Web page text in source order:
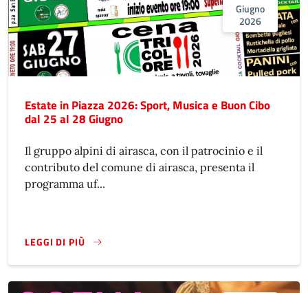
Giugno
2026
Estate in Piazza 2026: Sport, Musica e Buon Cibo
dal 25 al 28 Giugno
Il gruppo alpini di airasca, con il patrocinio e il
contributo del comune di airasca, presenta il
programma uf...
LEGGI DI PIÙ